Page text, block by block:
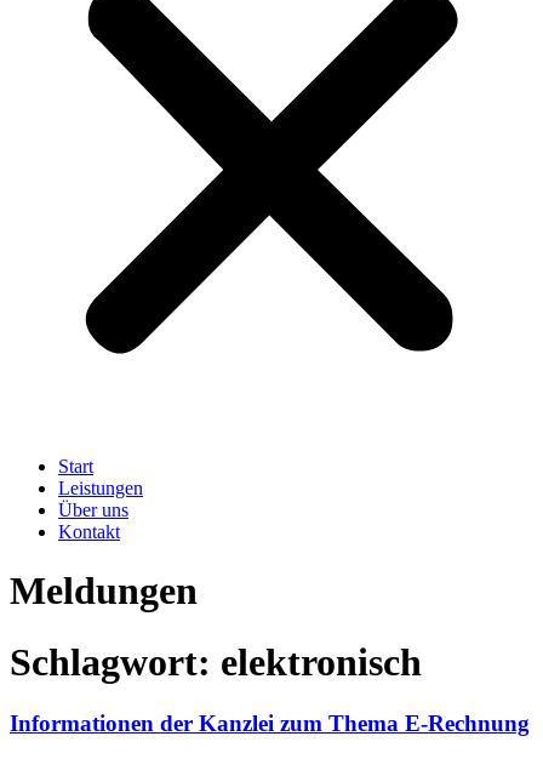
Start
Leistungen
Über uns
Kontakt
Meldungen
Schlagwort: elektronisch
Informationen der Kanzlei zum Thema E-Rechnung